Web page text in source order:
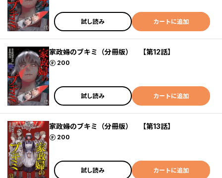
試し読み カートに追加
家政婦のブキミ（分冊版） 【第12話】
200
ポイント
試し読み カートに追加
家政婦のブキミ（分冊版） 【第13話】
200
ポイント
試し読み カートに追加